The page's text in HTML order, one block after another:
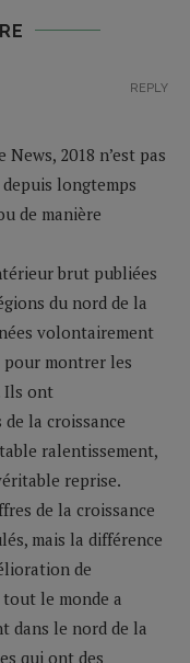
News, 2018 n’est pas
longtemps
de manière
brut publiées
du nord de la
volontairement
pour montrer les
Ils ont
la croissance
ralentissement,
reprise.
de la croissance
mais la différence
de
le monde a
dans le nord de la
qui ont des
REPLY